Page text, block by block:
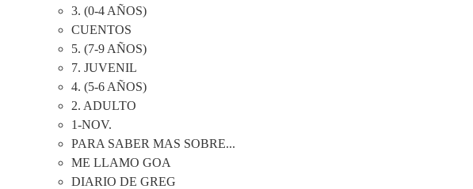
3. (0-4 AÑOS)
CUENTOS
5. (7-9 AÑOS)
7. JUVENIL
4. (5-6 AÑOS)
2. ADULTO
1-NOV.
PARA SABER MAS SOBRE...
ME LLAMO GOA
DIARIO DE GREG